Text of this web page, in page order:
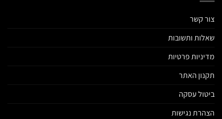
צור קשר
שאלות ותשובות
מדיניות פרטיות
תקנון האתר
ביטול עסקה
הצהרת נגישות